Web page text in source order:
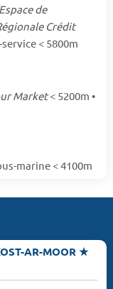
de
Crédit
< 5800m
Market< 5200m •
marine < 4100m
AR-MOOR ★